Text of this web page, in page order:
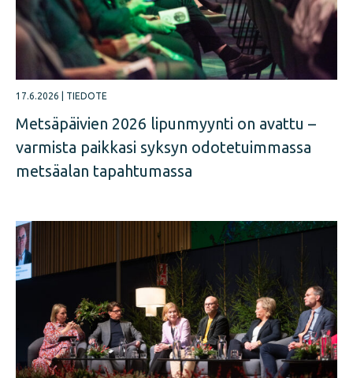
17.6.2026 TIEDOTE
Metsäpäivien 2026 lipunmyynti on avattu –
varmista paikkasi syksyn odotetuimmassa
metsäalan tapahtumassa